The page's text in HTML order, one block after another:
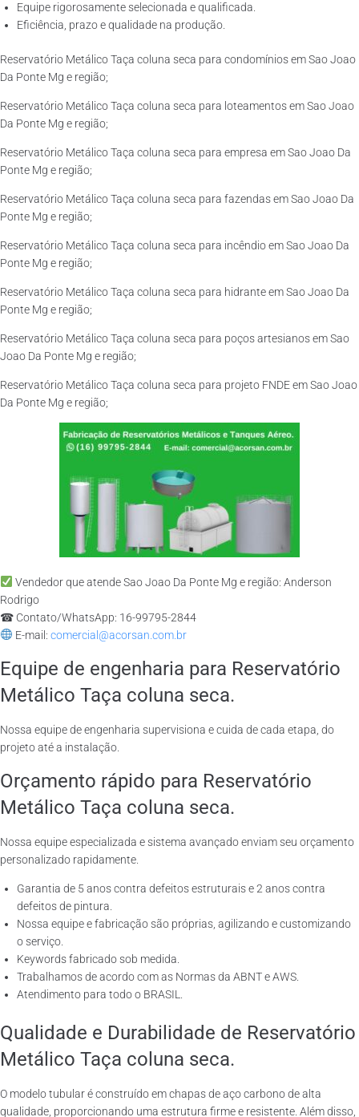
Equipe rigorosamente selecionada e qualificada.
Eficiência, prazo e qualidade na produção.
Reservatório Metálico Taça coluna seca para condomínios em Sao Joao
Da Ponte Mg e região;
Reservatório Metálico Taça coluna seca para loteamentos em Sao Joao
Da Ponte Mg e região;
Reservatório Metálico Taça coluna seca para empresa em Sao Joao Da
Ponte Mg e região;
Reservatório Metálico Taça coluna seca para fazendas em Sao Joao Da
Ponte Mg e região;
Reservatório Metálico Taça coluna seca para incêndio em Sao Joao Da
Ponte Mg e região;
Reservatório Metálico Taça coluna seca para hidrante em Sao Joao Da
Ponte Mg e região;
Reservatório Metálico Taça coluna seca para poços artesianos em Sao
Joao Da Ponte Mg e região;
Reservatório Metálico Taça coluna seca para projeto FNDE em Sao Joao
Da Ponte Mg e região;
Vendedor que atende Sao Joao Da Ponte Mg e região: Anderson
Rodrigo
☎ Contato/WhatsApp: 16-99795-2844
E-mail: comercial@acorsan.com.br
Equipe de engenharia para Reservatório
Metálico Taça coluna seca.
Nossa equipe de engenharia supervisiona e cuida de cada etapa, do
projeto até a instalação.
Orçamento rápido para Reservatório
Metálico Taça coluna seca.
Nossa equipe especializada e sistema avançado enviam seu orçamento
personalizado rapidamente.
Garantia de 5 anos contra defeitos estruturais e 2 anos contra
defeitos de pintura.
Nossa equipe e fabricação são próprias, agilizando e customizando
o serviço.
Keywords fabricado sob medida.
Trabalhamos de acordo com as Normas da ABNT e AWS.
Atendimento para todo o BRASIL.
Qualidade e Durabilidade de Reservatório
Metálico Taça coluna seca.
O modelo tubular é construído em chapas de aço carbono de alta
qualidade, proporcionando uma estrutura firme e resistente. Além disso,